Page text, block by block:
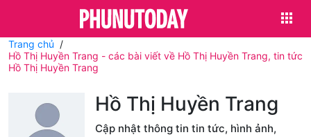
Trang chủ
Hồ Thị Huyền Trang - các bài viết về Hồ Thị Huyền Trang, tin tức
Hồ Thị Huyền Trang
Hồ Thị Huyền Trang
Cập nhật thông tin tin tức, hình ảnh,